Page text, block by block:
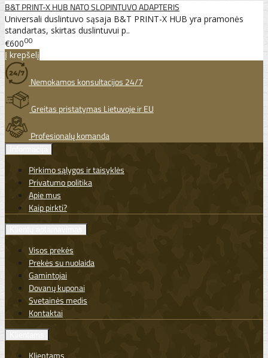
B&T PRINT-X HUB NATO SLOPINTUVO ADAPTERIS
Universali duslintuvo sąsaja B&T PRINT-X HUB yra pramonės
standartas, skirtas duslintuvui p..
€60000
Į krepšelį
Nemokamos konsultacijos 24/7
Greitas pristatymas Lietuvoje ir EU
Profesionalų komanda
Pirkimo sąlygos ir taisyklės
Privatumo politika
Apie mus
Kaip pirkti?
Visos prekės
Prekės su nuolaida
Gamintojai
Dovanų kuponai
Svetainės medis
Kontaktai
Klientams